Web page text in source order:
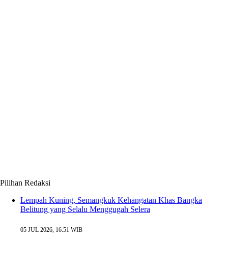
Pilihan Redaksi
Lempah Kuning, Semangkuk Kehangatan Khas Bangka
Belitung yang Selalu Menggugah Selera
05 JUL 2026, 16:51 WIB